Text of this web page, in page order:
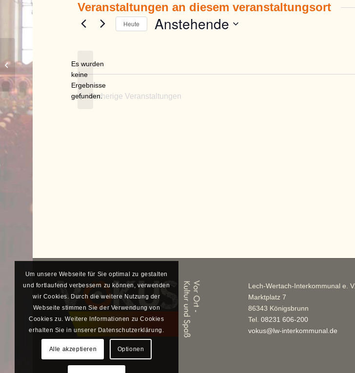
Veranstaltungen an diesem veranstaltungsort
Hinweis
Es wurden
keine
Ergebnisse
gefunden.
Heute Anstehende
VorherigeVeranstaltungen
Lech-Wertach-Interkommunal e. V.
Marktplatz 7
86343 Königsbrunn
Tel.08231 606-200
vokus@lw-interkommunal.de
Kleinaitingen Feldstraße
Um unsere Webseite für Sie optimal zu gestalten
und fortlaufend verbessern zu können, verwenden
wir Cookies. Durch die weitere Nutzung der
Webseite stimmen Sie der Verwendung von
Cookies zu. Weitere Informationen zu Cookies
erhalten Sie in unserer Datenschutzerklärung.
Alle akzeptieren Optionen